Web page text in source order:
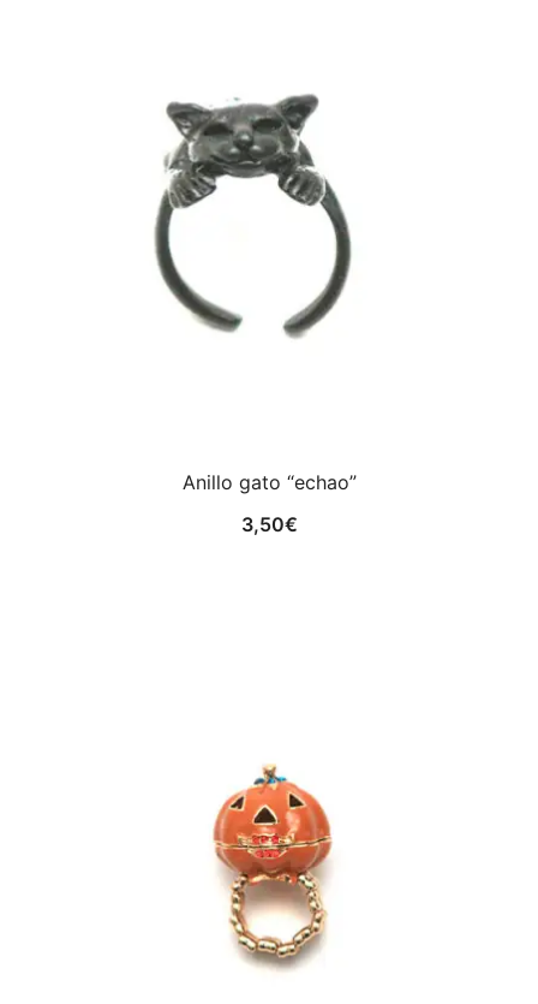
Anillo gato “echao”
3,50€